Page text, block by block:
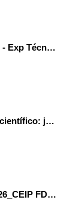
Yo quiero estudiar STEAM - Exp Técnica Ciberseguridad
PIGMALIÓN. 2º Congreso científico: jardinería para enfríar el planeta
Primeros del cole_abril 2026_CEIP FDLR_Las Rozas